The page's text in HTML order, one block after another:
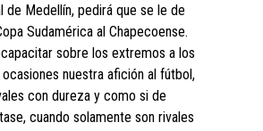
de Medellín, pedirá que se le de
Sudamérica al Chapecoense.
sobre los extremos a los
nuestra afición al fútbol,
con dureza y como si de
cuando solamente son rivales